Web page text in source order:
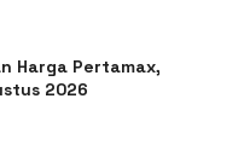
Harga Pertamax,
2026